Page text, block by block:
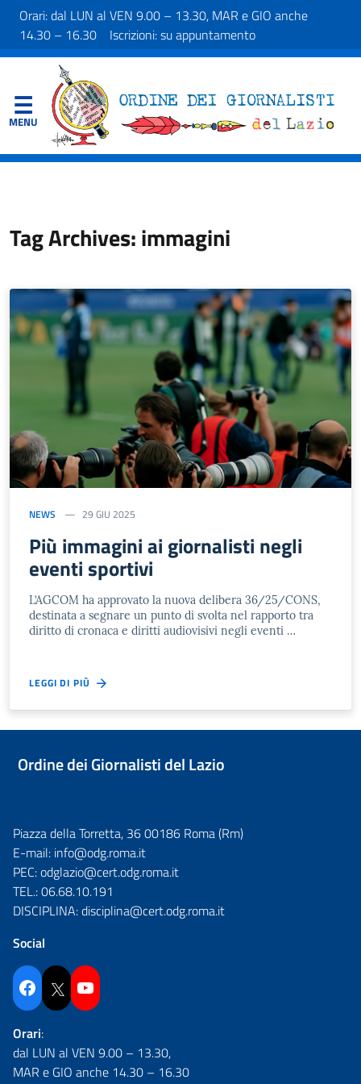
Orari: dal LUN al VEN 9.00 – 13.30, MAR e GIO anche
14.30 – 16.30 Iscrizioni: su appuntamento
Tag Archives: immagini
NEWS 29 GIU 2025
Più immagini ai giornalisti negli
eventi sportivi
L’AGCOM ha approvato la nuova delibera 36/25/CONS,
destinata a segnare un punto di svolta nel rapporto tra
diritto di cronaca e diritti audiovisivi negli eventi …
LEGGI DI PIÙ
Ordine dei Giornalisti del Lazio
Piazza della Torretta, 36 00186 Roma (Rm)
E-mail: info@odg.roma.it
PEC:odglazio@cert.odg.roma.it
TEL.:06.68.10.191
DISCIPLINA:disciplina@cert.odg.roma.it
Social
Facebook Twitter YouTube
Orari:
dal LUN al VEN 9.00 – 13.30,
MAR e GIO anche 14.30 – 16.30